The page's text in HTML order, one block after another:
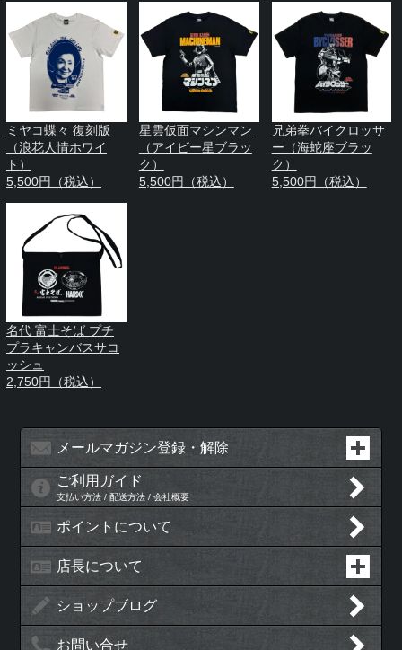
ミヤコ蝶々 復刻版
（浪花人情ホワイ
ト）
5,500円（税込）
星雲仮面マシンマン
（アイビー星ブラッ
ク）
5,500円（税込）
兄弟拳バイクロッサ
ー（海蛇座ブラッ
ク）
5,500円（税込）
名代 富士そば プチ
プラキャンバスサコ
ッシュ
2,750円（税込）
メールマガジン登録・解除
ご利用ガイド
支払い方法 / 配送方法 / 会社概要
ポイントについて
店長について
ショップブログ
お問い合せ